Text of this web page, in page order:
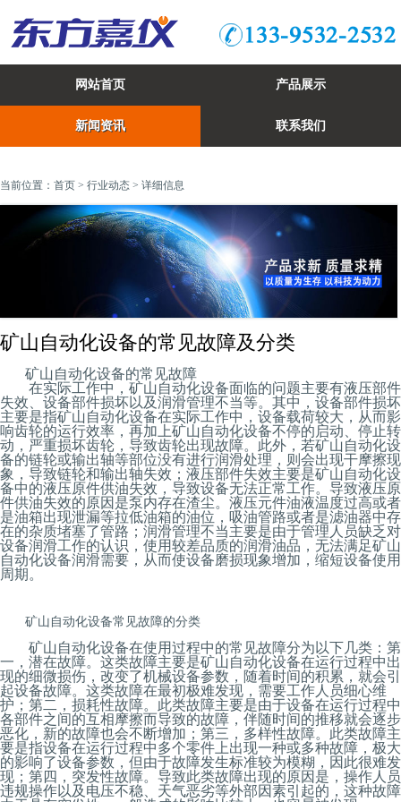
网站首页 产品展示
新闻资讯 联系我们
当前位置： 首页 > 行业动态 > 详细信息
矿山自动化设备的常见故障及分类
矿山自动化设备的常见故障
在实际工作中，矿山自动化设备面临的问题主要有液压部件
失效、设备部件损坏以及润滑管理不当等。其中，设备部件损坏
主要是指矿山自动化设备在实际工作中，设备载荷较大，从而影
响齿轮的运行效率，再加上矿山自动化设备不停的启动、停止转
动，严重损坏齿轮，导致齿轮出现故障。此外，若矿山自动化设
备的链轮或输出轴等部位没有进行润滑处理，则会出现干摩擦现
象，导致链轮和输出轴失效；液压部件失效主要是矿山自动化设
备中的液压原件供油失效，导致设备无法正常工作。导致液压原
件供油失效的原因是泵内存在渣尘。液压元件油液温度过高或者
是油箱出现泄漏等拉低油箱的油位，吸油管路或者是滤油器中存
在的杂质堵塞了管路；润滑管理不当主要是由于管理人员缺乏对
设备润滑工作的认识，使用较差品质的润滑油品，无法满足矿山
自动化设备润滑需要，从而使设备磨损现象增加，缩短设备使用
周期。
矿山自动化设备常见故障的分类
矿山自动化设备在使用过程中的常见故障分为以下几类：第
一，潜在故障。这类故障主要是矿山自动化设备在运行过程中出
现的细微损伤，改变了机械设备参数，随着时间的积累，就会引
起设备故障。这类故障在最初极难发现，需要工作人员细心维
护；第二，损耗性故障。此类故障主要是由于设备在运行过程中
各部件之间的互相摩擦而导致的故障，伴随时间的推移就会逐步
恶化，新的故障也会不断增加；第三，多样性故障。此类故障主
要是指设备在运行过程中多个零件上出现一种或多种故障，极大
的影响了设备参数，但由于故障发生标准较为模糊，因此很难发
现；第四，突发性故障。导致此类故障出现的原因是，操作人员
违规操作以及电压不稳、天气恶劣等外部因素引起的，这种故障